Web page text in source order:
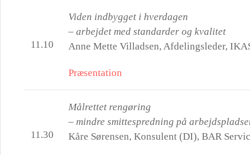
11.10
Viden indbygget i hverdagen
– arbejdet med standarder og kvalitet
Anne Mette Villadsen, Afdelingsleder,
Præsentation
11.30
Målrettet rengøring
– mindre smittespredning på
Kåre Sørensen, Konsulent (DI), BAR